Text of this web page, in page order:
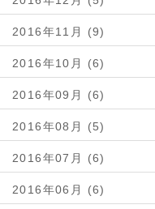
2016年11月 (9)
2016年10月 (6)
2016年09月 (6)
2016年08月 (5)
2016年07月 (6)
2016年06月 (6)